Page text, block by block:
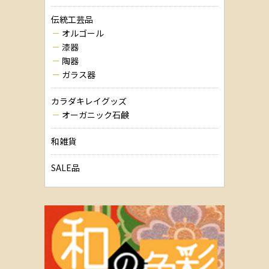
伝統工芸品
オルゴール
漆器
陶器
ガラス器
カラダキレイグッズ
オーガニック石鹸
和雑貨
SALE品